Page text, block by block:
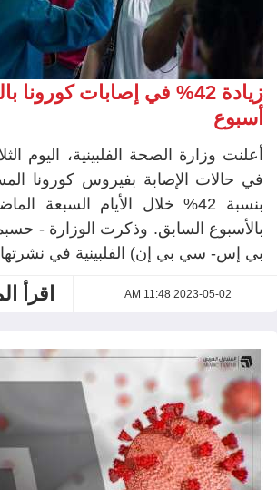
زيادة 42% في إصابات كورونا
أسبوع
أعلنت وزارة الصحة الفلبينية، اليوم
بنسبة 42% خلال الأيام السبعة
بالأسبوع السابق. وذكرت الوزارة -
بي إس- سي بي إن) الفلبينية في نشرتها
2023-05-02 11:48 AM اقرأ